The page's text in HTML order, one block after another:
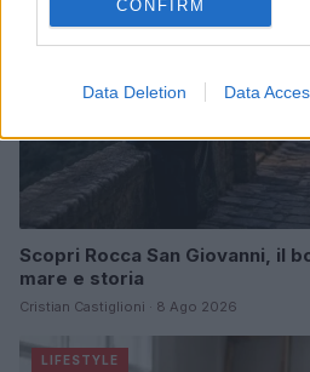
CONFIRM
Data Deletion Data
Scopri Rocca San Giovanni, il
mare e storia
Cristian Castiglioni · 8 Ago 2026
LIFESTYLE